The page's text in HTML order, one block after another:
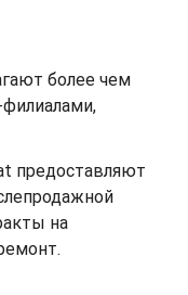
более чем
предоставляют
на